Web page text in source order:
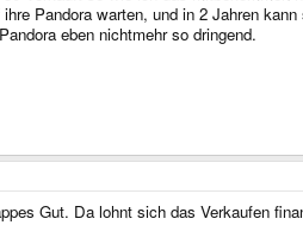
Pandora warten, und in 2 Jahren
eben nichtmehr so dringend.
Gut. Da lohnt sich das Verkaufen